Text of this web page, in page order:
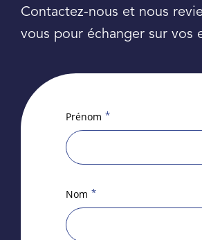
Contactez-nous et nous
vous pour échanger sur vos
Prénom *
Nom *